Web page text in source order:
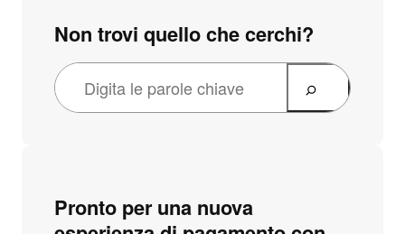
Non trovi quello che cerchi?
Pronto per una nuova